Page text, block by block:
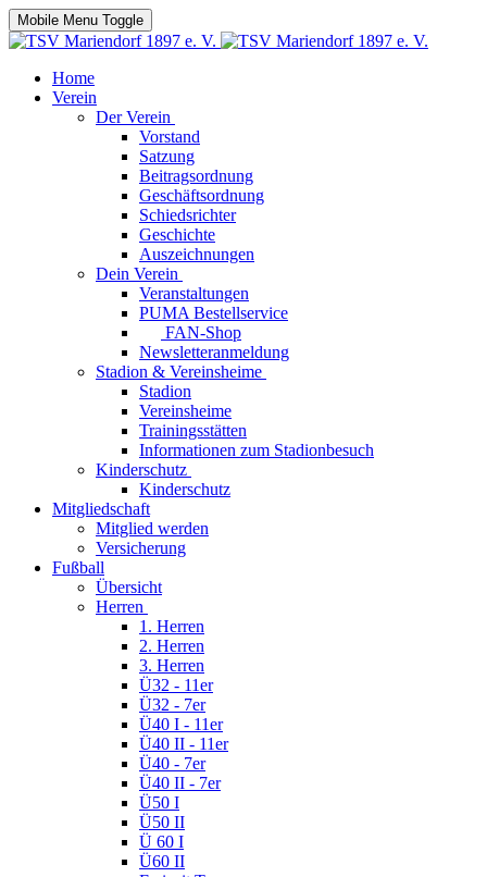
Mobile Menu Toggle
Home
Verein
Der Verein
Vorstand
Satzung
Beitragsordnung
Geschäftsordnung
Schiedsrichter
Geschichte
Auszeichnungen
Dein Verein
Veranstaltungen
PUMA Bestellservice
FAN-Shop
Newsletteranmeldung
Stadion & Vereinsheime
Stadion
Vereinsheime
Trainingsstätten
Informationen zum Stadionbesuch
Kinderschutz
Kinderschutz
Mitgliedschaft
Mitglied werden
Versicherung
Fußball
Übersicht
Herren
1. Herren
2. Herren
3. Herren
Ü32 - 11er
Ü32 - 7er
Ü40 I - 11er
Ü40 II - 11er
Ü40 - 7er
Ü40 II - 7er
Ü50 I
Ü50 II
Ü 60 I
Ü60 II